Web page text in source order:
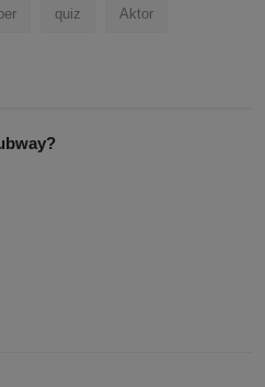
quiz Aktor